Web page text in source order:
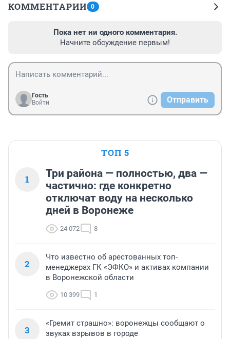
КОММЕНТАРИИ 0
Пока нет ни одного комментария.
Начните обсуждение первым!
Гость
Войти
Отправить
ТОП 5
1
Три района — полностью, два —
частично: где конкретно
отключат воду на несколько
дней в Воронеже
24 072 8
2
Что известно об арестованных топ-
менеджерах ГК «ЭФКО» и активах компании
в Воронежской области
10 399 1
3
«Гремит страшно»: воронежцы сообщают о
звуках взрывов в городе